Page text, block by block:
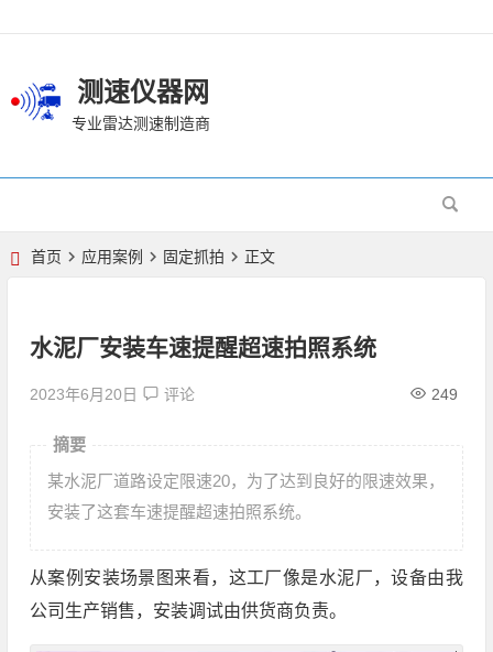
测速仪器网
专业雷达测速制造商
首页 应用案例 固定抓拍 正文
水泥厂安装车速提醒超速拍照系统
2023年6月20日 评论 249
摘要
某水泥厂道路设定限速20，为了达到良好的限速效果，
安装了这套车速提醒超速拍照系统。
从案例安装场景图来看，这工厂像是水泥厂，设备由我
公司生产销售，安装调试由供货商负责。